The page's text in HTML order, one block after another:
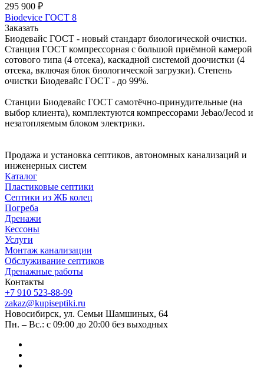
295 900 ₽
Biodevice ГОСТ 8
Заказать
Биодевайс ГОСТ - новый стандарт биологической очистки.
Станция ГОСТ компрессорная с большой приёмной камерой
сотового типа (4 отсека), каскадной системой доочистки (4
отсека, включая блок биологической загрузки). Степень
очистки Биодевайс ГОСТ - до 99%.
Станции Биодевайс ГОСТ самотёчно-принудительные (на
выбор клиента), комплектуются компрессорами Jebao/Jecod и
незатопляемым блоком электрики.
Продажа и установка септиков, автономных канализаций и
инженерных систем
Каталог
Пластиковые септики
Септики из ЖБ колец
Погреба
Дренажи
Кессоны
Услуги
Монтаж канализации
Обслуживание септиков
Дренажные работы
Контакты
+7 910 523-88-99
zakaz@kupiseptiki.ru
Новосибирск, ул. Семьи Шамшиных, 64
Пн. – Вс.: с 09:00 до 20:00 без выходных